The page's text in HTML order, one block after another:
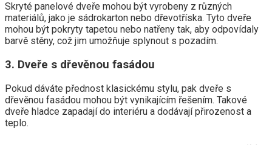
Skryté panelové dveře mohou být vyrobeny z různých
materiálů, jako je sádrokarton nebo dřevotříska. Tyto dveře
mohou být pokryty tapetou nebo natřeny tak, aby odpovídaly
barvě stěny, což jim umožňuje splynout s pozadím.
3. Dveře s dřevěnou fasádou
Pokud dáváte přednost klasickému stylu, pak dveře s
dřevěnou fasádou mohou být vynikajícím řešením. Takové
dveře hladce zapadají do interiéru a dodávají přirozenost a
teplo.